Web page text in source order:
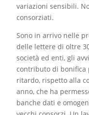
variazioni sensibili.
consorziati.
Sono in arrivo nelle
delle lettere di oltre
società ed enti, gli
contributo di bonifica
ritardo, rispetto alla
anno, che ha
banche dati e